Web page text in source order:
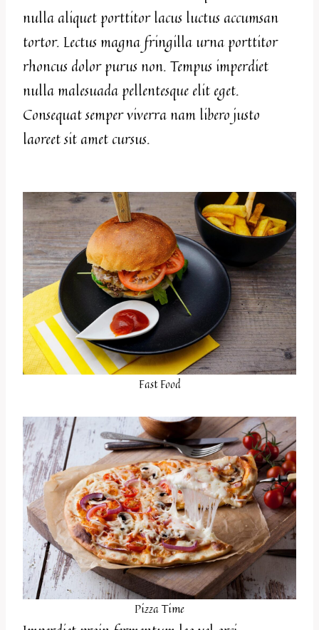
nulla aliquet porttitor lacus luctus accumsan
tortor. Lectus magna fringilla urna porttitor
rhoncus dolor purus non. Tempus imperdiet
nulla malesuada pellentesque elit eget.
Consequat semper viverra nam libero justo
laoreet sit amet cursus.
Fast Food
Pizza Time